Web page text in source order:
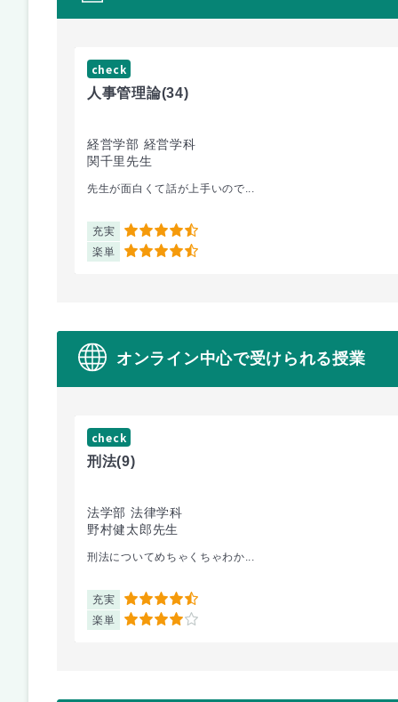
check
人事管理論(34)
経営学部 経営学科
関千里先生
先生が面白くて話が上手いので...
充実 4.5
楽単 4.5
オンライン中心で受けられる授業
check
刑法(9)
法学部 法律学科
野村健太郎先生
刑法についてめちゃくちゃわか...
充実 4.5
楽単 4